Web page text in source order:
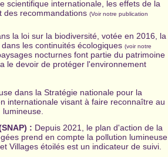
scientifique internationale, les effets de la
des recommandations (Voir notre publication
la loi sur la biodiversité, votée en 2016, la
les continuités écologiques (voir notre
nocturnes font partie du patrimoine
le devoir de protéger l'environnement
dans la Stratégie nationale pour la
internationale visant à faire reconnaître au
: Depuis 2021, le plan d'action de la
prend en compte la pollution lumineuse
Villages étoilés est un indicateur de suivi.